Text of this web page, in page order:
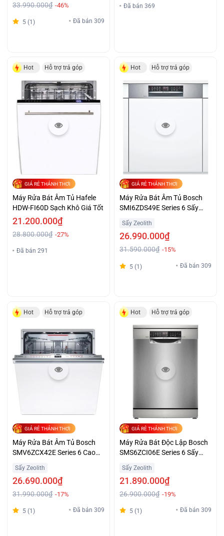
33.990.000₫ -46%
5 (1) Đã bán 309
Đã bán 369
Hot Hỗ trợ trả góp
GIÁ RẺ THẢNH THƠI
Máy Rửa Bát Âm Tủ Hafele
HDW-FI60D Sạch Khô Giá Tốt
21.200.000₫
28.800.000₫ -27%
Đã bán 291
Hot Hỗ trợ trả góp
GIÁ RẺ THẢNH THƠI
Máy Rửa Bát Âm Tủ Bosch
SMI6ZDS49E Series 6 Sấy
Khô Diệt Khuẩn Giá Đại Chiến
Sấy Zeolith
26.990.000₫
31.590.000₫ -15%
5 (1) Đã bán 309
Hot Hỗ trợ trả góp
GIÁ RẺ THẢNH THƠI
Máy Rửa Bát Âm Tủ Bosch
SMV6ZCX42E Series 6 Cao
Sấy Zeolith
26.690.000₫
31.990.000₫ -17%
5 (1) Đã bán 309
Hot Hỗ trợ trả góp
GIÁ RẺ THẢNH THƠI
Máy Rửa Bát Độc Lập Bosch
SMS6ZCI06E Series 6 Sấy
Sấy Zeolith
21.890.000₫
26.900.000₫ -19%
5 (1) Đã bán 309